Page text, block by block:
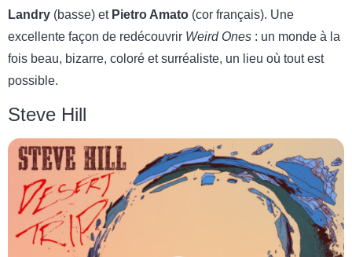
Landry (basse) et Pietro Amato (cor français). Une
excellente façon de redécouvrir Weird Ones : un monde à la
fois beau, bizarre, coloré et surréaliste, un lieu où tout est
possible.
Steve Hill